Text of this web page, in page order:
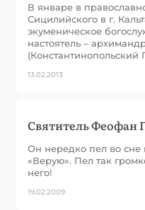
В январе в
Сицилийского в г.
экуменическое
настоятель –
(Константинопольский
13.02.2013
Святитель Феофан
Он нередко пел во сне
«Верую». Пел так
него!
19.02.2009